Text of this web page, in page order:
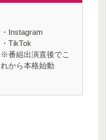
・Instagram
・TikTok
※番組出演直後でこ
れから本格始動